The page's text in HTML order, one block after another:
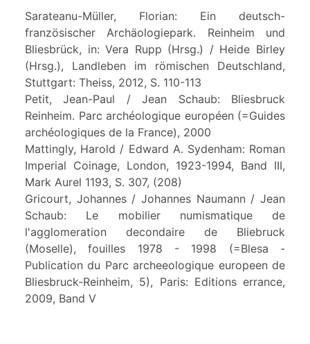
Sarateanu-Müller, Florian: Ein deutsch-
französischer Archäologiepark. Reinheim und
Bliesbrück, in: Vera Rupp (Hrsg.) / Heide Birley
(Hrsg.), Landleben im römischen Deutschland,
Stuttgart: Theiss, 2012, S. 110-113
Petit, Jean-Paul / Jean Schaub: Bliesbruck
Reinheim. Parc archéologique européen (=Guides
archéologiques de la France), 2000
Mattingly, Harold / Edward A. Sydenham: Roman
Imperial Coinage, London, 1923-1994, Band III,
Mark Aurel 1193, S. 307, (208)
Gricourt, Johannes / Johannes Naumann / Jean
Schaub: Le mobilier numismatique de
l'agglomeration decondaire de Bliebruck
(Moselle), fouilles 1978 - 1998 (=Blesa -
Publication du Parc archeeologique europeen de
Bliesbruck-Reinheim, 5), Paris: Editions errance,
2009, Band V